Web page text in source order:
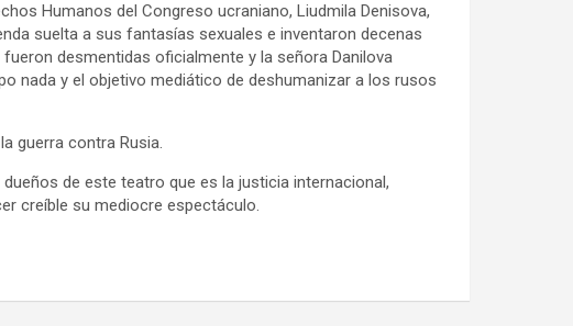
Humanos del Congreso ucraniano, Liudmila Denisova,
suelta a sus fantasías sexuales e inventaron decenas
desmentidas oficialmente y la señora Danilova
nada y el objetivo mediático de deshumanizar a los rusos
guerra contra Rusia.
de este teatro que es la justicia internacional,
creíble su mediocre espectáculo.